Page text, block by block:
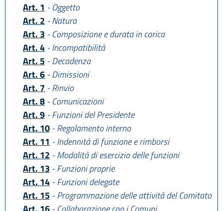
Art. 1 - Oggetto
Art. 2 - Natura
Art. 3 - Composizione e durata in carica
Art. 4 - Incompatibilità
Art. 5 - Decadenza
Art. 6 - Dimissioni
Art. 7 - Rinvio
Art. 8 - Comunicazioni
Art. 9 - Funzioni del Presidente
Art. 10 - Regolamento interno
Art. 11 - Indennità di funzione e rimborsi
Art. 12 - Modalità di esercizio delle funzioni
Art. 13 - Funzioni proprie
Art. 14 - Funzioni delegate
Art. 15 - Programmazione delle attività del Comitato